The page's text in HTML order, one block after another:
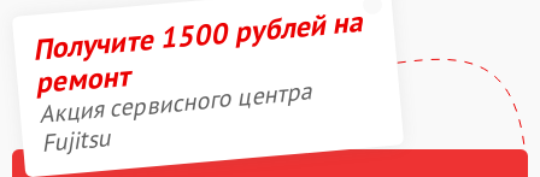
Получите 1500 рублей на
ремонт
Акция сервисного центра
Fujitsu